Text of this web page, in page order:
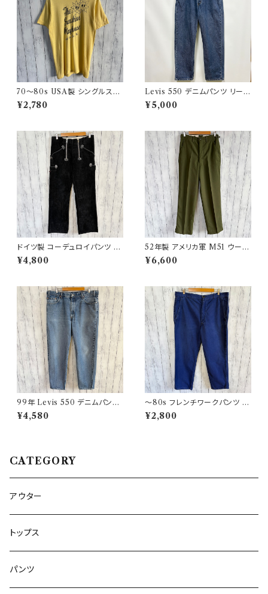
70〜80s USA製 シングルステ
ッチT ヴィンテージTシャツ
¥2,780
Levis 550 デニムパンツ リーバ
イス ワイドデニム 3
¥5,000
ドイツ製 コーデュロイパンツ ワ
ークパンツ ユーロワーク
¥4,800
52年製 アメリカ軍 M51 ウール
パンツ ミリタリーパンツ スラッ
クス ヴィンテージ US ARMY 1
¥6,600
99年 Levis 550 デニムパンツ
ワイドデニム リーバイス ヴィン
テージ 21
¥4,580
〜80s フレンチワークパンツ ユ
ーロワーク コットンパンツ
¥2,800
CATEGORY
アウター
トップス
パンツ